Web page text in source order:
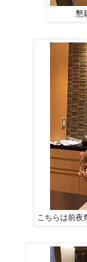
懇
こちらは前夜